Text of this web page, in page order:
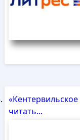
«Кентервильское
читать...